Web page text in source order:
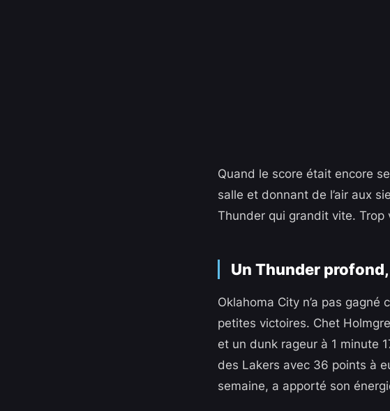
Quand le score était encore
salle et donnant de l’air aux
Thunder qui grandit vite. Trop
Un Thunder
Oklahoma City n’a pas
petites victoires. Chet
et un dunk rageur à 1 minute
des Lakers avec 36 points à
semaine, a apporté son